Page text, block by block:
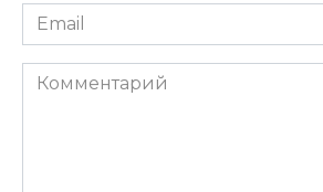
Email
*
Комментарий